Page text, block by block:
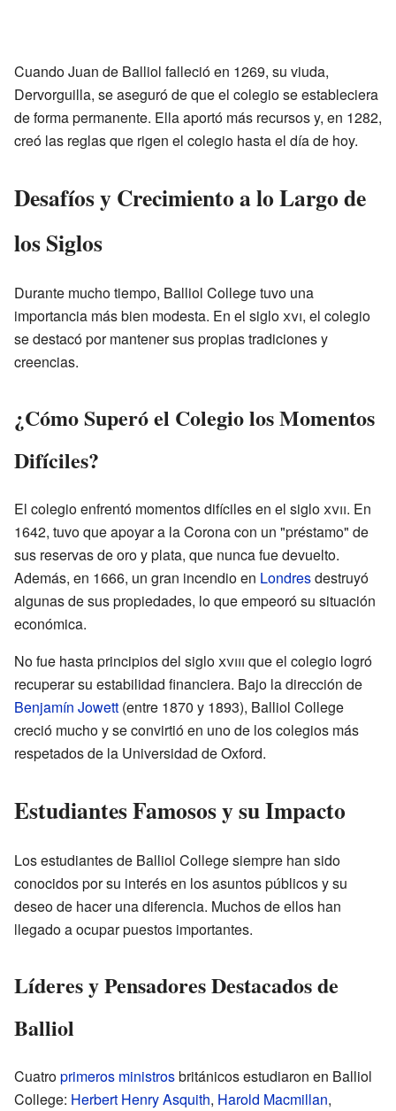
Cuando Juan de Balliol falleció en 1269, su viuda,
Dervorguilla, se aseguró de que el colegio se estableciera
de forma permanente. Ella aportó más recursos y, en 1282,
creó las reglas que rigen el colegio hasta el día de hoy.
Desafíos y Crecimiento a lo Largo de
los Siglos
Durante mucho tiempo, Balliol College tuvo una
importancia más bien modesta. En el sigloxvi, el colegio
se destacó por mantener sus propias tradiciones y
creencias.
¿Cómo Superó el Colegio los Momentos
Difíciles?
El colegio enfrentó momentos difíciles en el sigloxvii. En
1642, tuvo que apoyar a la Corona con un "préstamo" de
sus reservas de oro y plata, que nunca fue devuelto.
Además, en 1666, un gran incendio en Londresdestruyó
algunas de sus propiedades, lo que empeoró su situación
económica.
No fue hasta principios del sigloxviii que el colegio logró
recuperar su estabilidad financiera. Bajo la dirección de
Benjamín Jowett (entre 1870 y 1893), Balliol College
creció mucho y se convirtió en uno de los colegios más
respetados de la Universidad de Oxford.
Estudiantes Famosos y su Impacto
Los estudiantes de Balliol College siempre han sido
conocidos por su interés en los asuntos públicos y su
deseo de hacer una diferencia. Muchos de ellos han
llegado a ocupar puestos importantes.
Líderes y Pensadores Destacados de
Balliol
Cuatroprimeros ministrosbritánicos estudiaron en Balliol
College: Herbert Henry Asquith, Harold Macmillan,